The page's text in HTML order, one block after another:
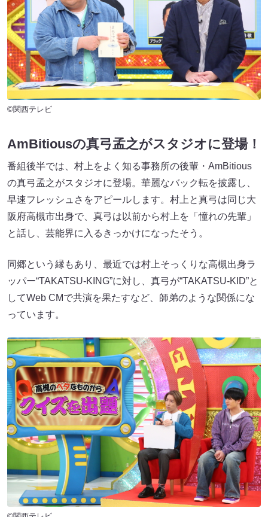
©関西テレビ
AmBitiousの真弓孟之がスタジオに登場！
番組後半では、村上をよく知る事務所の後輩・AmBitious
の真弓孟之がスタジオに登場。華麗なバック転を披露し、
早速フレッシュさをアピールします。村上と真弓は同じ大
阪府高槻市出身で、真弓は以前から村上を「憧れの先輩」
と話し、芸能界に入るきっかけになったそう。
同郷という縁もあり、最近では村上そっくりな高槻出身ラ
ッパー“TAKATSU-KING”に対し、真弓が“TAKATSU-KID”と
してWeb CMで共演を果たすなど、師弟のような関係にな
っています。